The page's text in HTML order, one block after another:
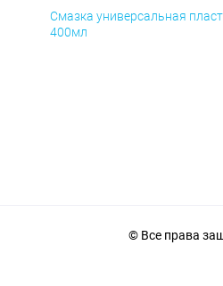
Смазка универсальная
400мл
© Все права